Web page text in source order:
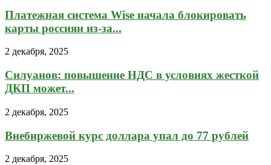
Платежная система Wise начала блокировать
карты россиян из-за...
2 декабря, 2025
Силуанов: повышение НДС в условиях жесткой
ДКП может...
2 декабря, 2025
Внебиржевой курс доллара упал до 77 рублей
2 декабря, 2025